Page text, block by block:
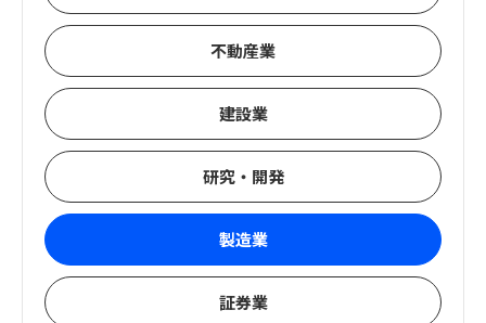
不動産業
建設業
研究・開発
製造業
証券業